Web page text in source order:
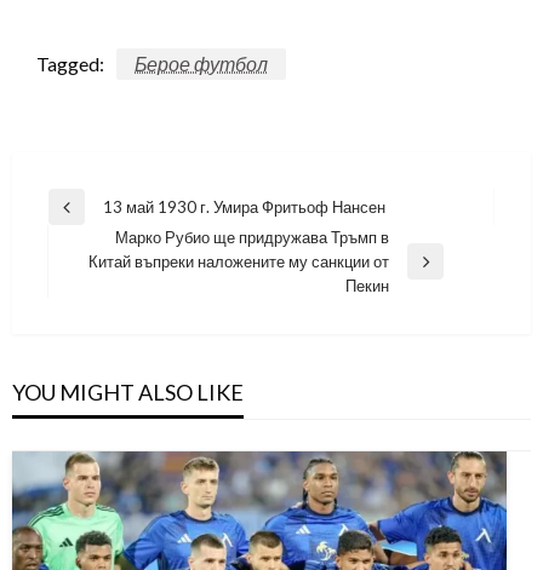
Tagged: Берое футбол
Навигация
Previous
13 май 1930 г. Умира Фритьоф Нансен
Next
Марко Рубио ще придружава Тръмп в
Китай въпреки наложените му санкции от
Пекин
YOU MIGHT ALSO LIKE